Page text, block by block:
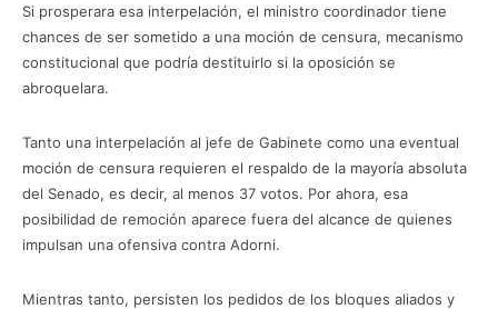
Si prosperara esa interpelación, el ministro coordinador tiene
chances de ser sometido a una moción de censura, mecanismo
constitucional que podría destituirlo si la oposición se
abroquelara.
Tanto una interpelación al jefe de Gabinete como una eventual
moción de censura requieren el respaldo de la mayoría absoluta
del Senado, es decir, al menos 37 votos. Por ahora, esa
posibilidad de remoción aparece fuera del alcance de quienes
impulsan una ofensiva contra Adorni.
Mientras tanto, persisten los pedidos de los bloques aliados y